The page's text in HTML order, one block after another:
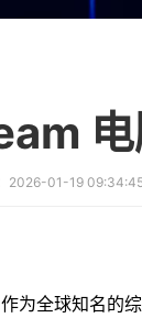
2026-01-19
为全球知名的